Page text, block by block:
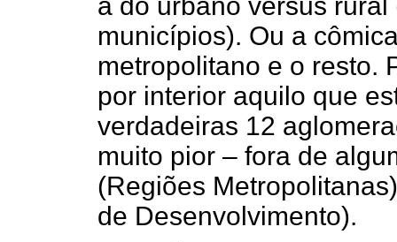
municípios). Ou a
metropolitano e o resto.
por interior aquilo que
verdadeiras 12
muito pior – fora de
(Regiões
de Desenvolvimento).